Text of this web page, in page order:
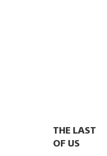
THE LAST
OF US